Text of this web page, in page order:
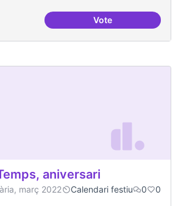
VoteActivitats a l'Espai
aniversari
març 2022 Calendari festiu 0 0